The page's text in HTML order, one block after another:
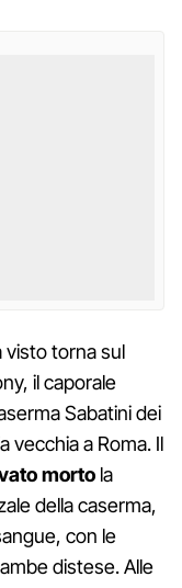
visto torna sul
il caporale
Sabatini dei
vecchia a Roma. Il
morto la
della caserma,
con le
distese. Alle